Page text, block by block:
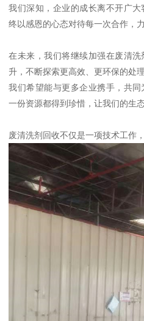
我们深知，企业的成长离不开广
终以感恩的心态对待每一次合作，
在未来，我们将继续加强在废清
升，不断探索更高效、更环保的处理
我们希望能与更多企业携手，共
一份资源都得到珍惜，让我们的生
废清洗剂回收不仅是一项技术工作